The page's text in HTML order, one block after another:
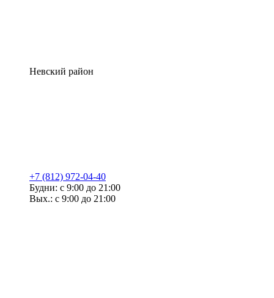
Невский район
+7 (812) 972-04-40
Будни: с 9:00 до 21:00
Вых.: с 9:00 до 21:00